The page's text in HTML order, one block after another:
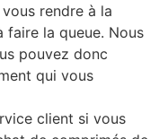
rendre à la
faire la queue. Nous
pouvez donc
qui vous
client si vous